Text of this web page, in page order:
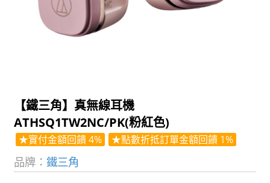
【鐵三角】真無線耳機
ATHSQ1TW2NC/PK(粉紅色)
★實付金額回饋 4% ★點數折抵訂單金額回饋 1%
品牌： 鐵三角